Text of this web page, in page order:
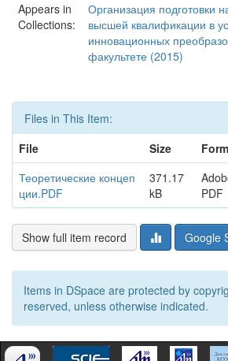
Appears in
Collections:
Организация подготовки
высшей квалификации в
инновационных
факультете (2015)
Files in This Item:
File
Size
Теоретические концеп
ции.PDF
371.17
kB
PDF
Show full item record Google
Items in DSpace are protected by
reserved, unless otherwise indicated.